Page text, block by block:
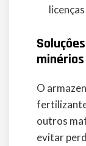
O
outros
evitar